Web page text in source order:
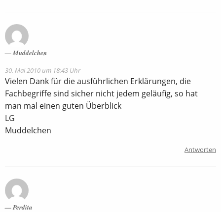
Muddelchen
30. Mai 2010 um 18:43 Uhr
Vielen Dank für die ausführlichen Erklärungen, die
Fachbegriffe sind sicher nicht jedem geläufig, so hat
man mal einen guten Überblick
LG
Muddelchen
Antworten
Perdita